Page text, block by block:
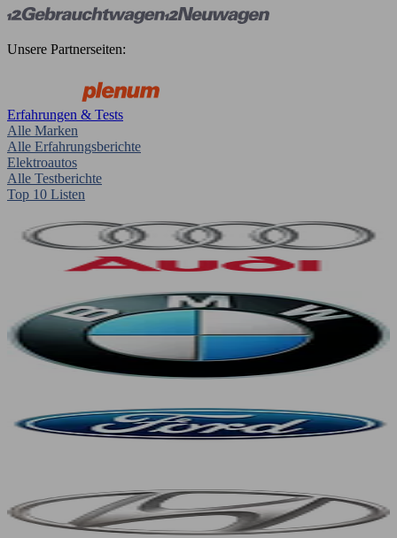
Unsere Partnerseiten:
Erfahrungen & Tests
Alle Marken
Alle Erfahrungsberichte
Elektroautos
Alle Testberichte
Top 10 Listen